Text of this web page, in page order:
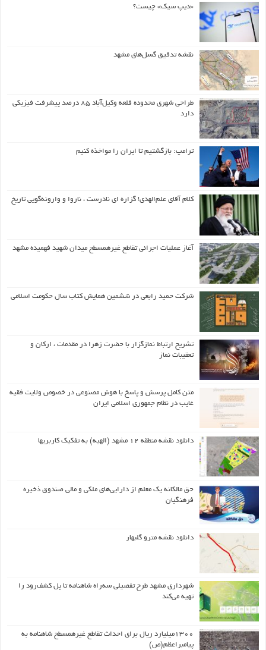
«دیپ سیک» چیست؟
نقشه تدقیق گسل‌های مشهد
طراحی شهری محدوده قلعه وکیل‌آباد ۸۵ درصد پیشرفت فیزیکی
دارد
ترامپ: بازگشتیم تا ایران را مواخذه کنیم
کلام آقای علم‌الهدی! گزاره ای نادرست ، ناروا و وارونه‌گویی تاریخ
آغاز عملیات اجرائی تقاطع غیرهمسطح میدان شهید فهمیده مشهد
شرکت حمید رابعی در ششمین همایش کتاب سال حکومت اسلامی
تشریح ارتباط نمازگزار با حضرت زهرا در مقدمات ، ارکان و
تعقیبات نماز
متن کامل پرسش و پاسخ با هوش مصنوعی در خصوص ولایت فقیه
غایب در نظام جمهوری اسلامی ایران
دانلود نقشه منطقه ۱۲ مشهد (الهیه) به تفکیک کاربریها
حق مالکانه یک معلم از دارایی‌های ملکی و مالی صندوق ذخیره
فرهنگیان
دانلود نقشه مترو گلبهار
شهرداری مشهد طرح تفصیلی سه‌راه شاهنامه تا پل کشف‌رود را
تهیه می‌کند
۱۳۰۰میلیارد ریال برای احداث تقاطع غیرهمسطح شاهنامه به
پیامبراعظم(ص)